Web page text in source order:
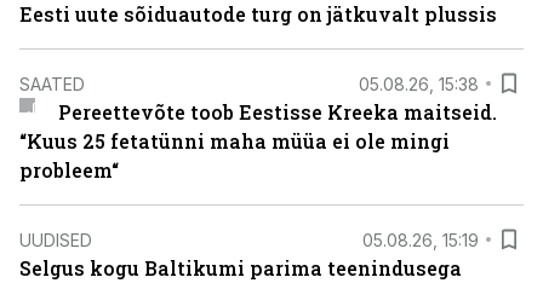
Eesti uute sõiduautode turg on jätkuvalt plussis
SAATED 05.08.26, 15:38
Pereettevõte toob Eestisse Kreeka maitseid.
“Kuus 25 fetatünni maha müüa ei ole mingi
probleem“
UUDISED 05.08.26, 15:19
Selgus kogu Baltikumi parima teenindusega